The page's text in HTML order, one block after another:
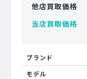
他店買取価格
当店買取価格
ブランド
モデル